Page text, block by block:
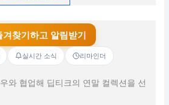
겨찾기하고 알림받기
실시간 소식 리마인더
와 협업해 딥티크의 연말 컬렉션을 선